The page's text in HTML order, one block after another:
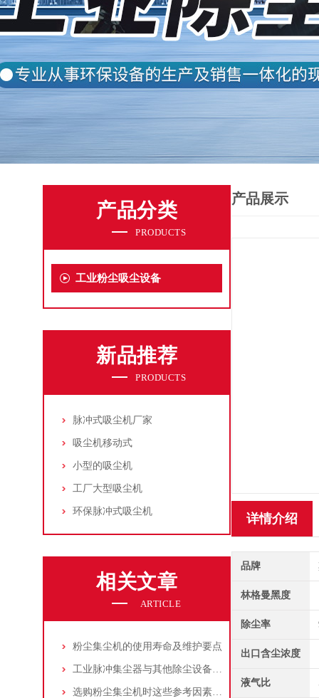
产品分类
PRODUCTS
工业粉尘吸尘设备
新品推荐
PRODUCTS
脉冲式吸尘机厂家
吸尘机移动式
小型的吸尘机
工厂大型吸尘机
环保脉冲式吸尘机
相关文章
ARTICLE
粉尘集尘机的使用寿命及维护要点
工业脉冲集尘器与其他除尘设备的比较
选购粉尘集尘机时这些参考因素很重要！
产品展示
详情介绍
品牌
林格曼黑度
除尘率
出口含尘浓度
液气比